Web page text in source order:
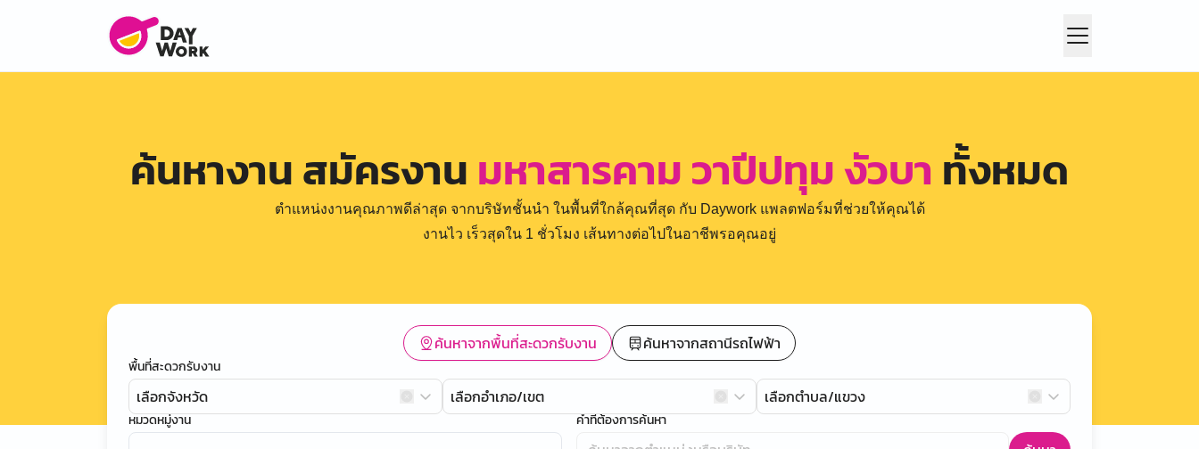
ค้นหางาน สมัครงาน มหาสารคาม วาปีปทุม งัวบา ทั้งหมด
ตำแหน่งงานคุณภาพดีล่าสุด จากบริษัทชั้นนำ ในพื้นที่ใกล้คุณที่สุด กับ Daywork แพลตฟอร์มที่ช่วยให้คุณได้
งานไว เร็วสุดใน 1 ชั่วโมง เส้นทางต่อไปในอาชีพรอคุณอยู่
ค้นหาจากพื้นที่สะดวกรับงาน ค้นหาจากสถานีรถไฟฟ้า
พื้นที่สะดวกรับงาน
เลือกจังหวัด เลือกอำเภอ/เขต เลือกตำบล/แขวง
หมวดหมู่งาน คำที่ต้องการค้นหา